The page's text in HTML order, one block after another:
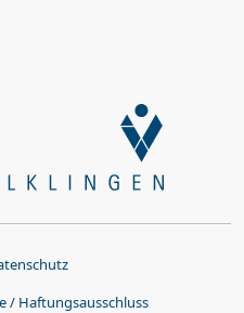
/ Haftungsausschluss